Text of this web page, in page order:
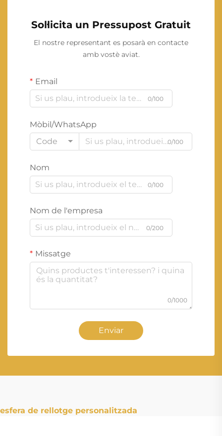
Sol·licita un Pressupost Gratuit
El nostre representant es posarà en contacte
amb vostè aviat.
Email
0/100
Mòbil/WhatsApp
Code
0/100
Nom
0/100
Nom de l'empresa
0/200
Missatge
0/1000
Enviar
esfera de rellotge personalitzada